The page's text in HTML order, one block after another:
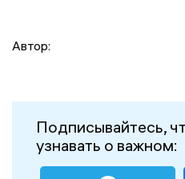
Автор:
Подписывайтесь,
узнавать о важном: